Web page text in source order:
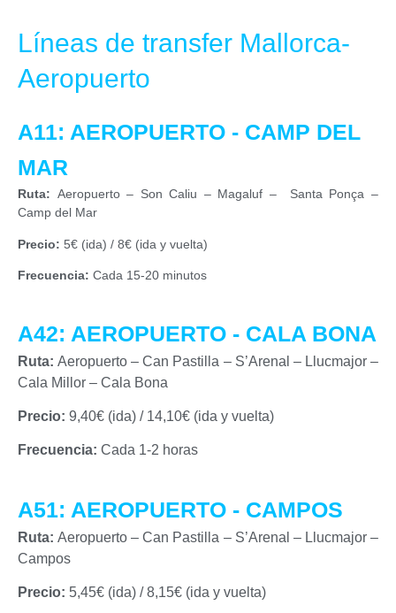
Líneas de transfer Mallorca-
Aeropuerto
A11: AEROPUERTO - CAMP DEL
MAR
Ruta: Aeropuerto – Son Caliu – Magaluf – Santa Ponça –
Camp del Mar
Precio: 5€ (ida) / 8€ (ida y vuelta)
Frecuencia: Cada 15-20 minutos
A42: AEROPUERTO - CALA BONA
Ruta: Aeropuerto – Can Pastilla – S’Arenal – Llucmajor –
Cala Millor – Cala Bona
Precio: 9,40€ (ida) / 14,10€ (ida y vuelta)
Frecuencia: Cada 1-2 horas
A51: AEROPUERTO - CAMPOS
Ruta: Aeropuerto – Can Pastilla – S’Arenal – Llucmajor –
Campos
Precio: 5,45€ (ida) / 8,15€ (ida y vuelta)